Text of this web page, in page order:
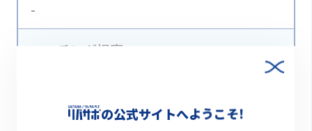
-
マッチング提案
の公式サイトへようこそ!